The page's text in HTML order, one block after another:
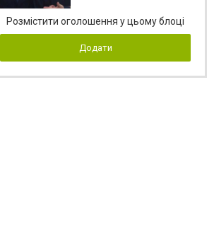
Розмістити оголошення у цьому блоці
Додати